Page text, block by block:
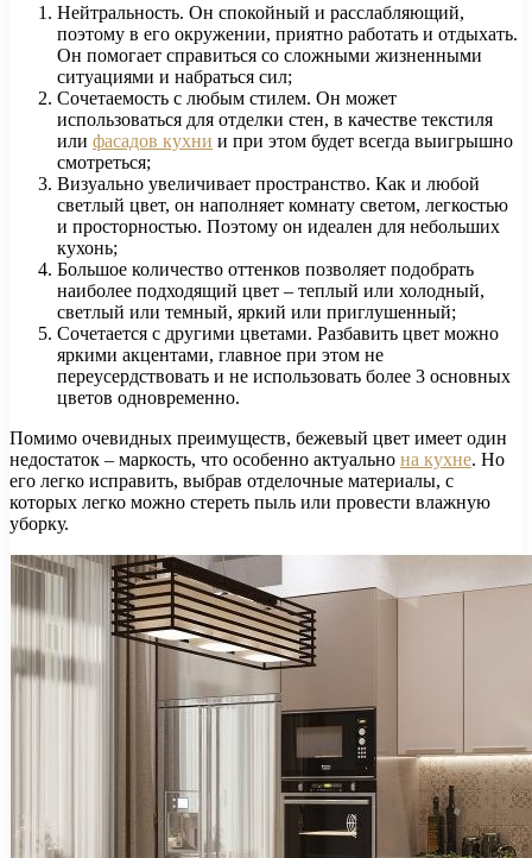
Нейтральность. Он спокойный и расслабляющий,
поэтому в его окружении, приятно работать и отдыхать.
Он помогает справиться со сложными жизненными
ситуациями и набраться сил;
Сочетаемость с любым стилем. Он может
использоваться для отделки стен, в качестве текстиля
или фасадов кухни и при этом будет всегда выигрышно
смотреться;
Визуально увеличивает пространство. Как и любой
светлый цвет, он наполняет комнату светом, легкостью
и просторностью. Поэтому он идеален для небольших
кухонь;
Большое количество оттенков позволяет подобрать
наиболее подходящий цвет – теплый или холодный,
светлый или темный, яркий или приглушенный;
Сочетается с другими цветами. Разбавить цвет можно
яркими акцентами, главное при этом не
переусердствовать и не использовать более 3 основных
цветов одновременно.
Помимо очевидных преимуществ, бежевый цвет имеет один
недостаток – маркость, что особенно актуально на кухне. Но
его легко исправить, выбрав отделочные материалы, с
которых легко можно стереть пыль или провести влажную
уборку.